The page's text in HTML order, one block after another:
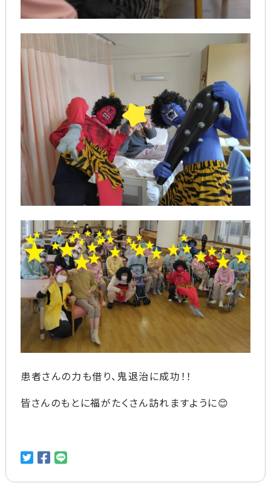
患者さんの力も借り、鬼退治に成功！！
皆さんのもとに福がたくさん訪れますように😊